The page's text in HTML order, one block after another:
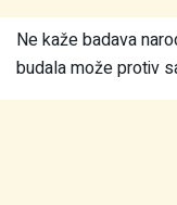
Ne kaže badava
budala može protiv